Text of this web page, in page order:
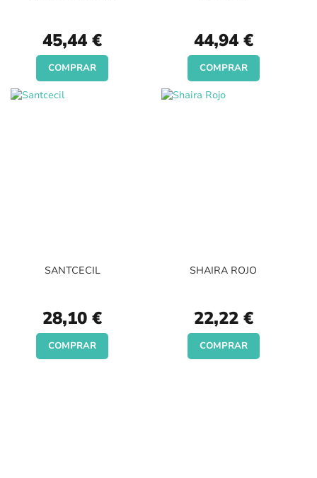
45,44 €
COMPRAR
44,94 €
COMPRAR
SANTCECIL
28,10 €
COMPRAR
SHAIRA ROJO
22,22 €
COMPRAR